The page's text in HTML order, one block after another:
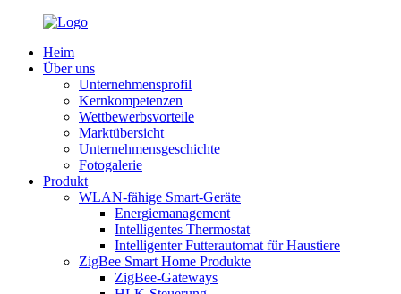
Heim
Über uns
Unternehmensprofil
Kernkompetenzen
Wettbewerbsvorteile
Marktübersicht
Unternehmensgeschichte
Fotogalerie
Produkt
WLAN-fähige Smart-Geräte
Energiemanagement
Intelligentes Thermostat
Intelligenter Futterautomat für Haustiere
ZigBee Smart Home Produkte
ZigBee-Gateways